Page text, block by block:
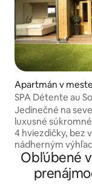
Apartmán v
n
SPA Détente au
a súkromné spa
Jedinečné na
luxusné
4 hviezdičky, bez
nádherným
25 minút od
Badenu, 10
od Europa-
Obľúbené